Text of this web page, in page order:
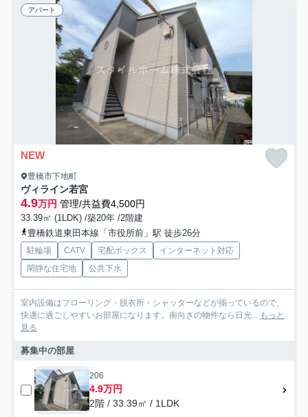
アパート
NEW
豊橋市下地町
ヴィライン若宮
4.9万円 管理/共益費4,500円
33.39㎡ (1LDK) /築20年 /2階建
豊橋鉄道東田本線「市役所前」駅 徒歩26分
駐輪場 CATV 宅配ボックス
インターネット対応
閑静な住宅地
公共下水
室内設備はフローリング・脱衣所・シャッターなどが揃っているので、
快適に過ごしやすいお部屋になります。南向きの物件なら日光... もっと
見る
募集中の部屋
206
4.9万円
2階 / 33.39㎡ / 1LDK